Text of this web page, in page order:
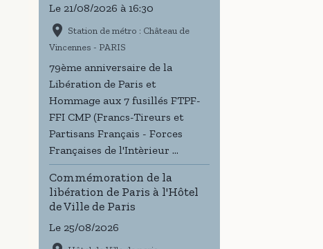
Le 21/08/2026 à 16:30
Station de métro : Château de
Vincennes - PARIS
79ème anniversaire de la
Libération de Paris et
Hommage aux 7 fusillés FTPF-
FFI CMP (Francs-Tireurs et
Partisans Français - Forces
Françaises de l'Intèrieur ...
Commémoration de la
libération de Paris à l'Hôtel
de Ville de Paris
Le 25/08/2026